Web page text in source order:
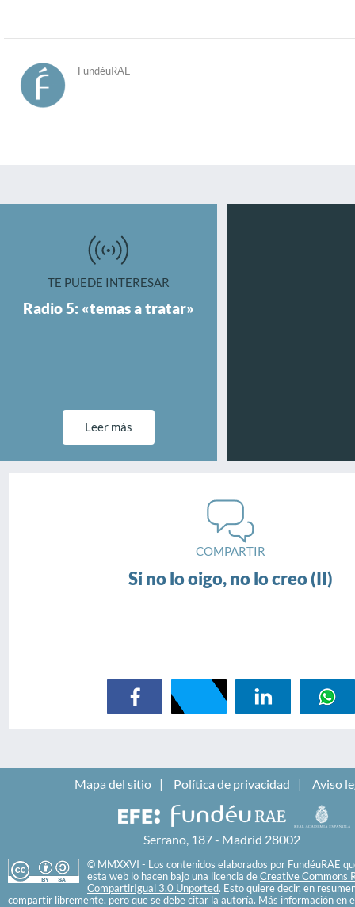
FundéuRAE
TE PUEDE INTERESAR
Radio 5: «temas a tratar»
Leer más
COMPARTIR
Si no lo oigo, no lo creo (II)
Mapa del sitio Política de privacidad Aviso
Serrano, 187 - Madrid 28002
© MMXXVI - Los contenidos elaborados por FundéuRAE
esta web lo hacen bajo una licencia de Creative Commons
CompartirIgual 3.0 Unported. Esto quiere decir, en
compartir libremente, pero que se debe citar la autoría. Más información en